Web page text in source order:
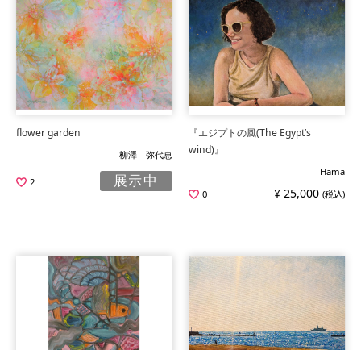
flower garden
柳澤 弥代恵
2 展示中
『エジプトの風(The Egypt’s
wind)』
Hama
0
¥ 25,000 (税込)